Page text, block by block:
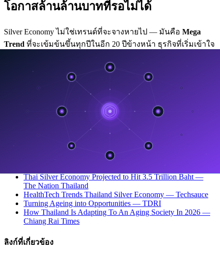
โอกาสล้านล้านบาทที่รอไม่ได้
Silver Economy ไม่ใช่เทรนด์ที่จะจางหายไป — มันคือ Mega
Trend ที่จะเข้มข้นขึ้นทุกปีในอีก 20 ปีข้างหน้า ธุรกิจที่เริ่มเข้าใจ
ที่ใหญ่ที่สุดตลาดหนึ่งของประเทศ
สนใจพัฒนา HealthTech สำหรับตลาด Silver Economy?
เพื่อออกแบบโซลูชันดิจิทัลที่ตอบโจทย์ผู้สูงอายุ
แหล่งข้อมูล
Thailand's Silver Economy Trends and Opportunities —
Thai Silver Economy Projected to Hit 3.5 Trillion Baht —
The Nation Thailand
HealthTech Trends Thailand Silver Economy — Techsauce
Turning Ageing into Opportunities — TDRI
How Thailand Is Adapting To An Aging Society In 2026 —
Chiang Rai Times
ลิงก์ที่เกี่ยวข้อง